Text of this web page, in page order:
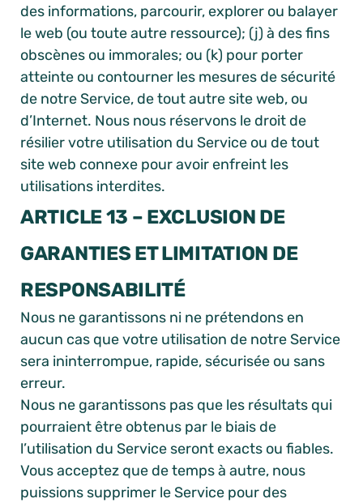
des informations, parcourir, explorer ou balayer
le web (ou toute autre ressource); (j) à des fins
obscènes ou immorales; ou (k) pour porter
atteinte ou contourner les mesures de sécurité
de notre Service, de tout autre site web, ou
d’Internet. Nous nous réservons le droit de
résilier votre utilisation du Service ou de tout
site web connexe pour avoir enfreint les
utilisations interdites.
ARTICLE 13 – EXCLUSION DE
GARANTIES ET LIMITATION DE
RESPONSABILITÉ
Nous ne garantissons ni ne prétendons en
aucun cas que votre utilisation de notre Service
sera ininterrompue, rapide, sécurisée ou sans
erreur.
Nous ne garantissons pas que les résultats qui
pourraient être obtenus par le biais de
l’utilisation du Service seront exacts ou fiables.
Vous acceptez que de temps à autre, nous
puissions supprimer le Service pour des